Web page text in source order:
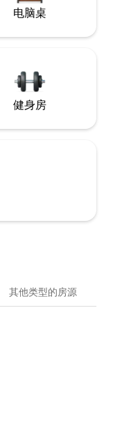
电脑桌
健身房
其他类型的房源